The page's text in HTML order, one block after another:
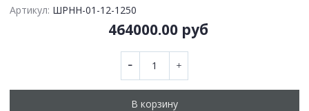
Артикул: ШРНН-01-12-1250
464000.00 руб
В корзину